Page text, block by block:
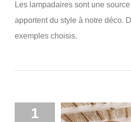
Les lampadaires sont une
apportent du style à notre déco.
exemples choisis.
1